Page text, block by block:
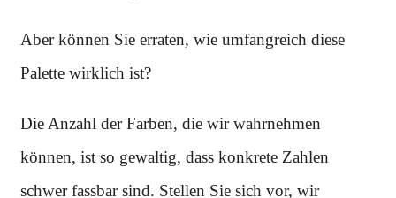
Aber können Sie erraten, wie umfangreich diese
Palette wirklich ist?
Die Anzahl der Farben, die wir wahrnehmen
können, ist so gewaltig, dass konkrete Zahlen
schwer fassbar sind. Stellen Sie sich vor, wir